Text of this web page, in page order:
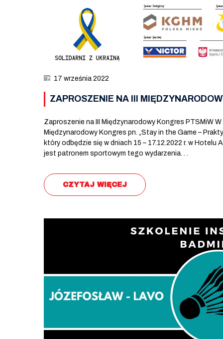
17 września 2022
ZAPROSZENIE NA III
Zaproszenie na III Międzynarodowy Kongres PTSMiW
Międzynarodowy Kongres pn. „Stay in the Game –
który odbędzie się w dniach 15 – 17.12.2022 r. w
jest patronem sportowym tego wydarzenia. . .
CZYTAJ WIĘCEJ